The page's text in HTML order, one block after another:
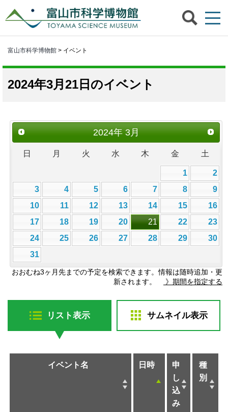
富山市科学博物館 > イベント
2024年3月21日のイベント
2024年3月
日 月 火 水 木 金 土
1
2
3
4 5 6 7 8
9
10
11 12 13 14 15
16
17
18 19 20 21 22
23
24
25 26 27 28 29
30
31
おおむね3ヶ月先までの予定を検索できます。情報は随時追加・更
新されます。
》期間を指定する
リスト表示 サムネイル表示
イベント名 日時
申
し
込
み
種
別